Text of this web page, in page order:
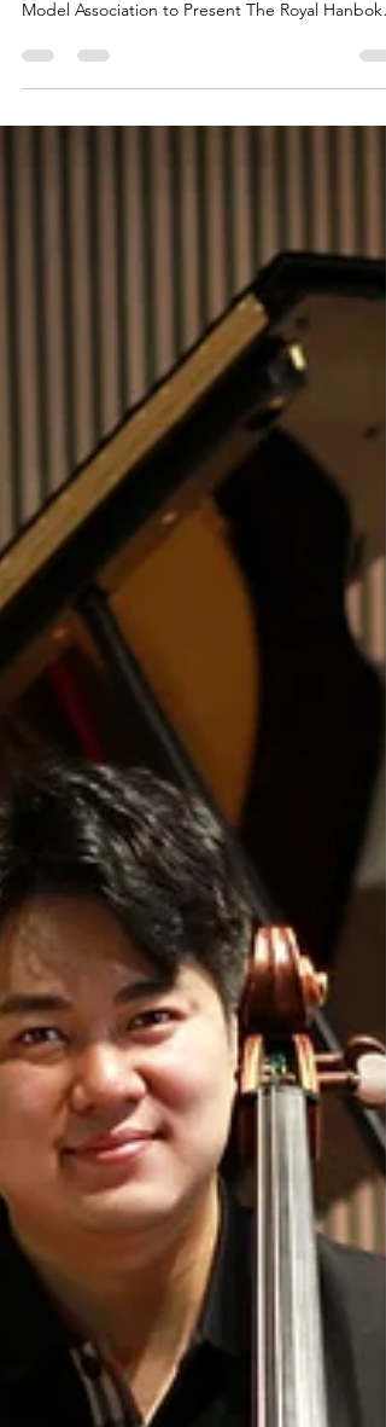
KAMA USA 시니어 모델협회, 라스베이거스에서
Model Association to Present The Royal Hanbok
Show in Las Vegas 오는 9월 19일, 세계적인 관광
새로운 꿈을 향해 도전하는 시니어들의 열정과 품
을 함께 선보이는 문화 축제로 기대를 모으고 있다.
KAMA USA 시니어 모델협회는 미국에서도 보기
문 시니어 전문 모델 단체다. 현재 50세부터 86세까
지 남성 10명, 여성 60명 등 총 70명의 회원이 활동